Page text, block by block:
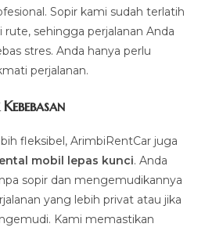
Sopir kami sudah terlatih
sehingga perjalanan Anda
stres. Anda hanya perlu
perjalanan.
fleksibel, ArimbiRentCar juga
mobil lepas kunci. Anda
sopir dan mengemudikannya
yang lebih privat atau jika
Kami memastikan